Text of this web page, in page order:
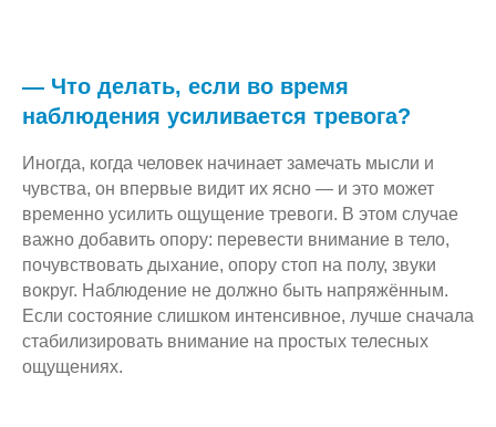
— Что делать, если во время
наблюдения усиливается тревога?
Иногда, когда человек начинает замечать мысли и
чувства, он впервые видит их ясно — и это может
временно усилить ощущение тревоги. В этом случае
важно добавить опору: перевести внимание в тело,
почувствовать дыхание, опору стоп на полу, звуки
вокруг. Наблюдение не должно быть напряжённым.
Если состояние слишком интенсивное, лучше сначала
стабилизировать внимание на простых телесных
ощущениях.